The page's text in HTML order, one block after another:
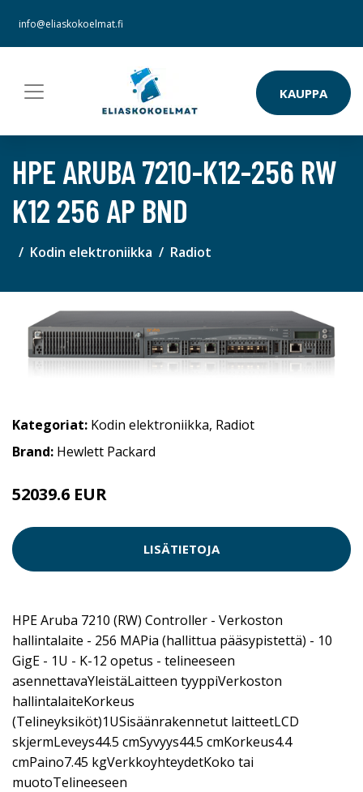
info@eliaskokoelmat.fi
KAUPPA
HPE ARUBA 7210-K12-256 RW
K12 256 AP BND
Kodin elektroniikka Radiot
Kategoriat: Kodin elektroniikka, Radiot
Brand: Hewlett Packard
52039.6 EUR
LISÄTIETOJA
HPE Aruba 7210 (RW) Controller - Verkoston
hallintalaite - 256 MAPia (hallittua pääsypistettä) - 10
GigE - 1U - K-12 opetus - telineeseen
asennettavaYleistäLaitteen tyyppiVerkoston
hallintalaiteKorkeus
(Telineyksiköt)1USisäänrakennetut laitteetLCD
skjermLeveys44.5 cmSyvyys44.5 cmKorkeus4.4
cmPaino7.45 kgVerkkoyhteydetKoko tai
muotoTelineeseen